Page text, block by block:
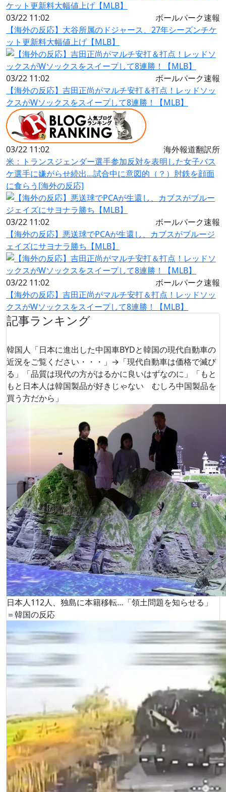
03/22 11:02
ボールパーク速報
【海外の反応】大谷所属のドジャース、27年シーズンチケ
ット更新料大幅値上げ【MLB】
03/22 11:02
ボールパーク速報
【海外の反応】吉田正尚がマルチ安打＆打点！レッドソッ
クスがWソックスをスイープして8連勝！【MLB】
03/22 11:02
海外報道翻訳所
米：トランスジェンダー選手参加反対を表明した女子バス
ケ選手に嫌がらせ続出…試合中に意図的（？）肘鉄を顔面
に食らう[海外の反応]
03/22 11:02
ボールパーク速報
【海外の反応】悪送球でPCAが生還し、カブスがブルージ
ェイズにサヨナラ勝ち【MLB】
03/22 11:02
ボールパーク速報
【海外の反応】吉田正尚がマルチ安打＆打点！レッドソッ
クスがWソックスをスイープして8連勝！【MLB】
記事ランキング
韓国人「日本に進出した中国車BYDと韓国の現代自動車の
近況をご覧ください・・・」→「現代自動車は価格で滅び
る」「品質は現代の方がはるかに良いはずなのに」「もと
もと日本人は韓国製品が好きじゃない むしろ中国製品を
買う方だから」
日本人112人、独島に本籍移転…「領土問題を知らせる」
＝韓国の反応